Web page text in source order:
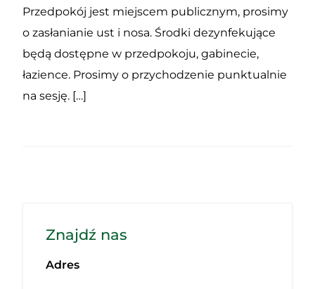
Przedpokój jest miejscem publicznym, prosimy
o zasłanianie ust i nosa. Środki dezynfekujące
będą dostępne w przedpokoju, gabinecie,
łazience. Prosimy o przychodzenie punktualnie
na sesję. […]
Znajdź nas
Adres